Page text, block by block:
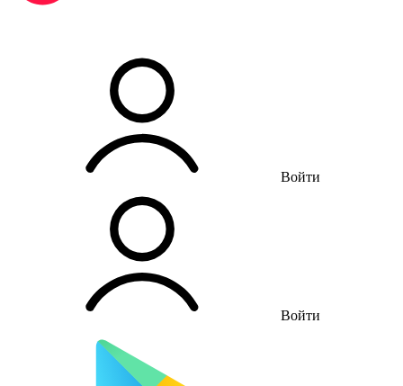
Войти
Войти